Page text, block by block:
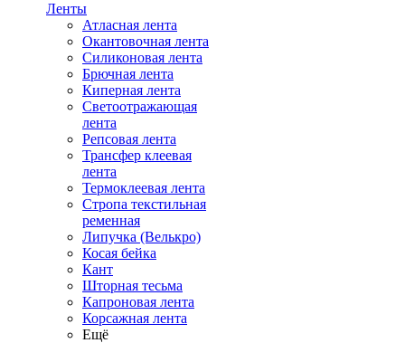
Ленты
Атласная лента
Окантовочная лента
Силиконовая лента
Брючная лента
Киперная лента
Светоотражающая
лента
Репсовая лента
Трансфер клеевая
лента
Термоклеевая лента
Стропа текстильная
ременная
Липучка (Велькро)
Косая бейка
Кант
Шторная тесьма
Капроновая лента
Корсажная лента
Ещё